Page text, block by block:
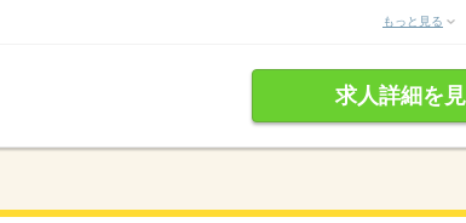
もっと見る
求人詳細を